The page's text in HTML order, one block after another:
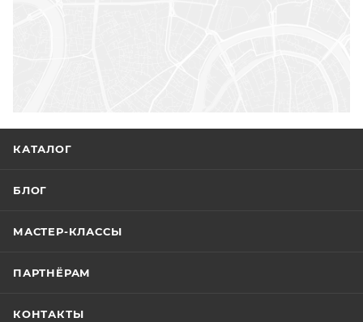
КАТАЛОГ
БЛОГ
МАСТЕР-КЛАССЫ
ПАРТНЁРАМ
КОНТАКТЫ